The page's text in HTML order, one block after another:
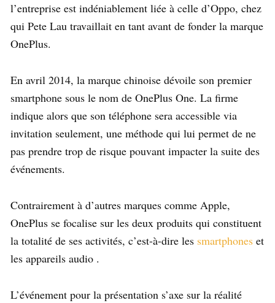
l’entreprise est indéniablement liée à celle d’Oppo, chez
qui Pete Lau travaillait en tant avant de fonder la marque
OnePlus.
En avril 2014, la marque chinoise dévoile son premier
smartphone sous le nom de OnePlus One. La firme
indique alors que son téléphone sera accessible via
invitation seulement, une méthode qui lui permet de ne
pas prendre trop de risque pouvant impacter la suite des
événements.
Contrairement à d’autres marques comme Apple,
OnePlus se focalise sur les deux produits qui constituent
la totalité de ses activités, c’est-à-dire les smartphones et
les appareils audio .
L’événement pour la présentation s’axe sur la réalité